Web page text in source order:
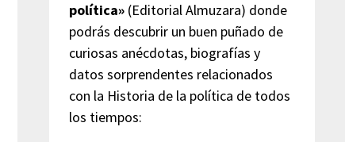
política»(Editorial Almuzara) donde
podrás descubrir un buen puñado de
curiosas anécdotas, biografías y
datos sorprendentes relacionados
con la Historia de la política de todos
los tiempos: